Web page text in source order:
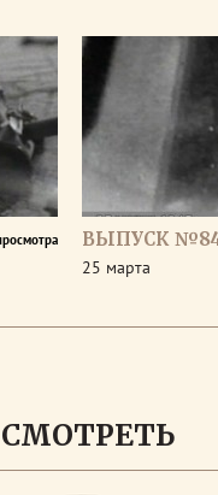
ВЫПУСК
25 марта